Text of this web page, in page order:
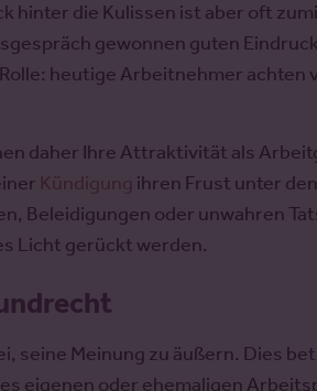
hinter die Kulissen ist aber oft
gewonnen guten
heutige Arbeitnehmer achten
daher Ihre Attraktivität als
Kündigung ihren Frust unter
Beleidigungen oder unwahren
Licht gerückt werden.
seine Meinung zu äußern. Dies
eigenen oder ehemaligen